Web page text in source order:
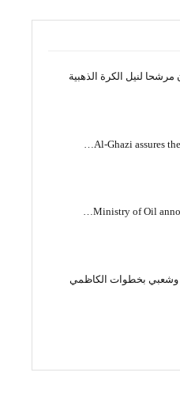
لنيل الكرة الذهبية
Al-Ghazi assures
Ministry of Oil
بخطوات الكاظمي